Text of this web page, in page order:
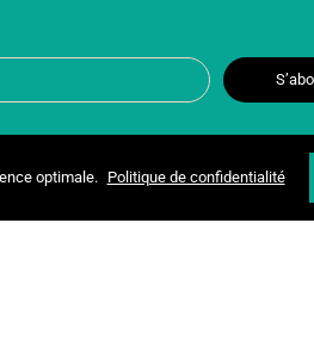
UNIVERSPARADISCOUNT
optimale. Politique de confidentialité